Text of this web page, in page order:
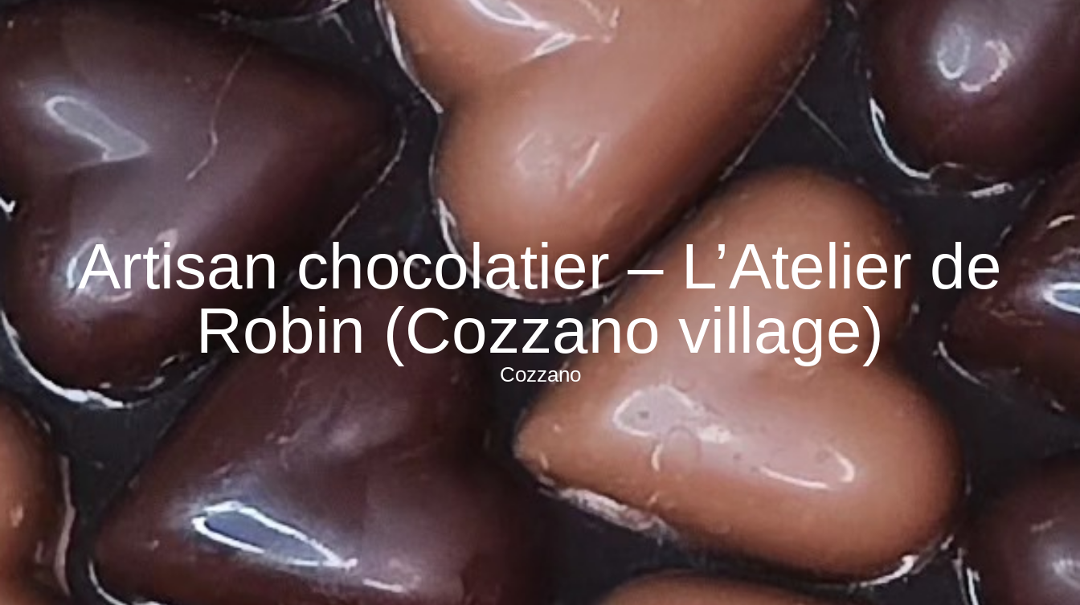
Artisan chocolatier – L’Atelier de
Robin (Cozzano village)
Cozzano